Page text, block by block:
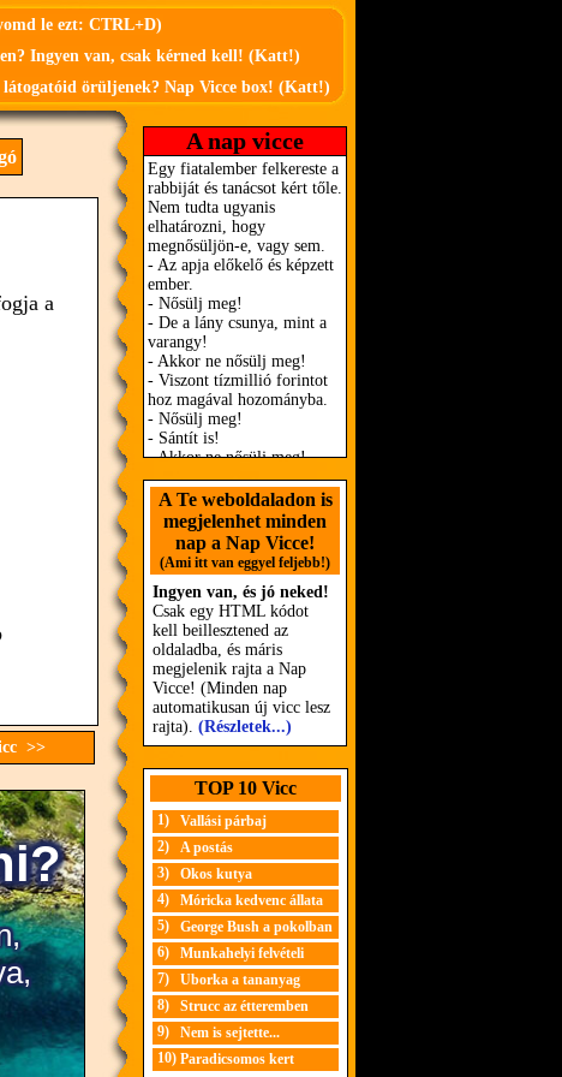
le ezt: CTRL+D)
Ingyen van, csak kérned kell! (Katt!)
örüljenek? Nap Vicce box! (Katt!)
a
>>
A nap vicce
A Te weboldaladon is
megjelenhet minden
nap a Nap Vicce!
(Ami itt van eggyel feljebb!)
Ingyen van, és jó neked!
Csak egy HTML kódot
kell beillesztened az
oldaladba, és máris
megjelenik rajta a Nap
Vicce! (Minden nap
automatikusan új vicc lesz
rajta). (Részletek...)
TOP 10 Vicc
1)
Vallási párbaj
2)
A postás
3)
Okos kutya
4)
Móricka kedvenc állata
5)
George Bush a pokolban
6)
Munkahelyi felvételi
7)
Uborka a tananyag
8)
Strucc az étteremben
9)
Nem is sejtette...
10) Paradicsomos kert